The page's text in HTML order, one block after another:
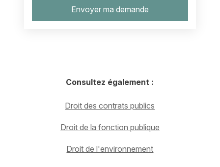
Consultez également :
Droit des contrats publics
Droit de la fonction publique
Droit de l'environnement